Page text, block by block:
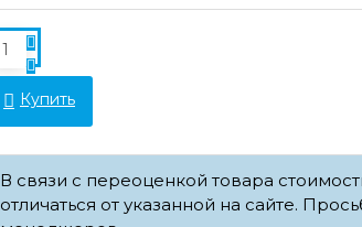
Купить
В связи с переоценкой товара
отличаться от указанной на сайте.